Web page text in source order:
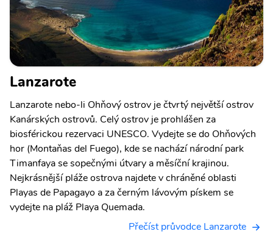
Lanzarote
Lanzarote nebo-li Ohňový ostrov je čtvrtý největší ostrov
Kanárských ostrovů. Celý ostrov je prohlášen za
biosférickou rezervaci UNESCO. Vydejte se do Ohňových
hor (Montaňas del Fuego), kde se nachází národní park
Timanfaya se sopečnými útvary a měsíční krajinou.
Nejkrásnější pláže ostrova najdete v chráněné oblasti
Playas de Papagayo a za černým lávovým pískem se
vydejte na pláž Playa Quemada.
Přečíst průvodce Lanzarote